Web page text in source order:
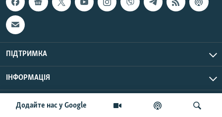
Додайте нас у Google
ПІДТРИМКА
ІНФОРМАЦІЯ
© Радіо Свобода, 2026 | Усі права застережено.
UTC+3